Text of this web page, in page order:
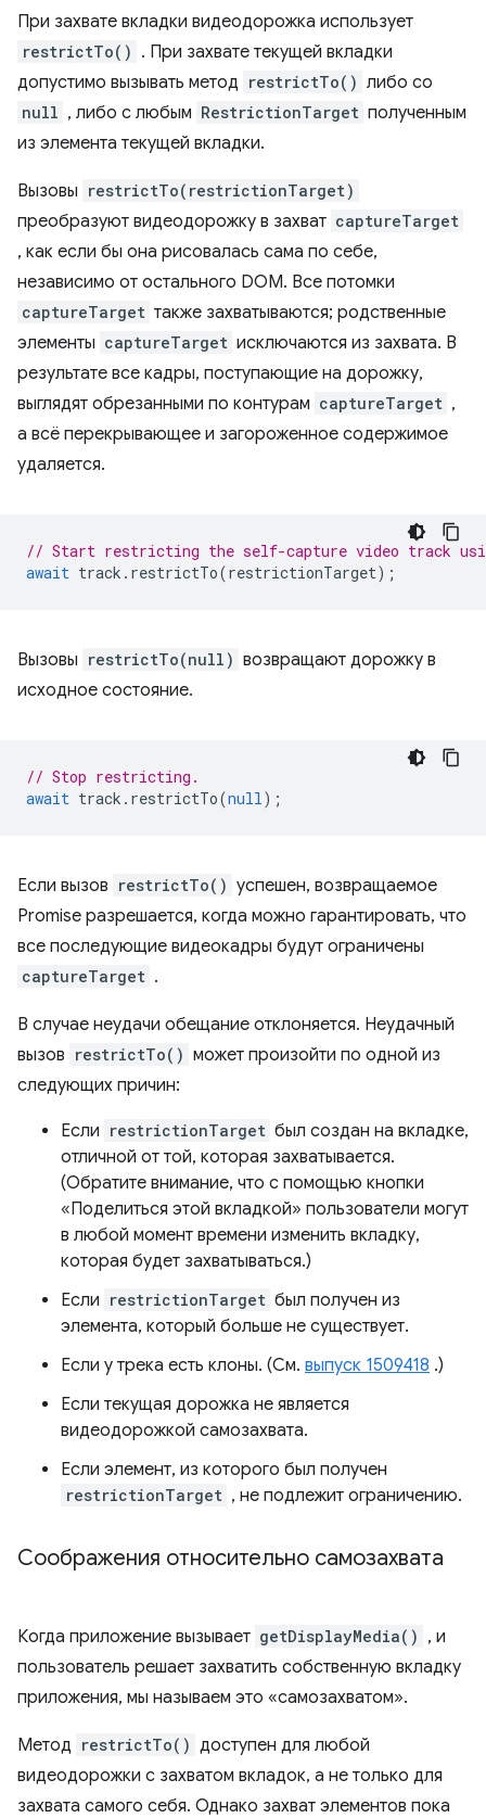
При захвате вкладки видеодорожка использует
restrictTo() . При захвате текущей вкладки
допустимо вызывать метод restrictTo() либо со
null , либо с любым RestrictionTarget полученным
из элемента текущей вкладки.
Вызовы restrictTo(restrictionTarget)
преобразуют видеодорожку в захват captureTarget
, как если бы она рисовалась сама по себе,
независимо от остального DOM. Все потомки
captureTarget также захватываются; родственные
элементы captureTarget исключаются из захвата. В
результате все кадры, поступающие на дорожку,
выглядят обрезанными по контурам captureTarget ,
а всё перекрывающее и загороженное содержимое
удаляется.
// Start restricting the self-capture video track
await track . restrictTo(restrictionTarget);
Вызовы restrictTo(null) возвращают дорожку в
исходное состояние.
// Stop restricting.
await track . restrictTo(null );
Если вызов restrictTo() успешен, возвращаемое
Promise разрешается, когда можно гарантировать, что
все последующие видеокадры будут ограничены
captureTarget .
В случае неудачи обещание отклоняется. Неудачный
вызов restrictTo() может произойти по одной из
следующих причин:
Если restrictionTarget был создан на вкладке,
отличной от той, которая захватывается.
(Обратите внимание, что с помощью кнопки
«Поделиться этой вкладкой» пользователи могут
в любой момент времени изменить вкладку,
которая будет захватываться.)
Если restrictionTarget был получен из
элемента, который больше не существует.
Если у трека есть клоны. (См. выпуск 1509418 .)
Если текущая дорожка не является
видеодорожкой самозахвата.
Если элемент, из которого был получен
restrictionTarget , не подлежит ограничению.
Соображения относительно самозахвата
Когда приложение вызывает getDisplayMedia() , и
пользователь решает захватить собственную вкладку
приложения, мы называем это «самозахватом».
Метод restrictTo() доступен для любой
видеодорожки с захватом вкладок, а не только для
захвата самого себя. Однако захват элементов пока